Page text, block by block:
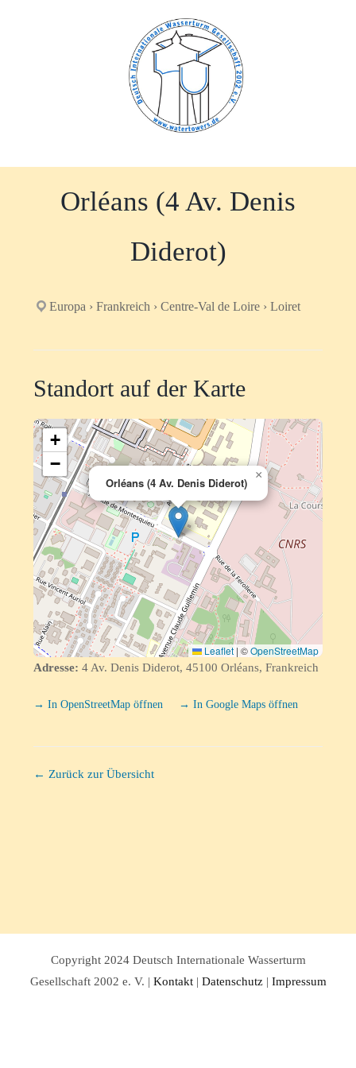
Orléans (4 Av. Denis
Diderot)
Europa › Frankreich › Centre-Val de Loire › Loiret
Standort auf der Karte
Orléans (4 Av. Denis Diderot)
×
+
−
Leaflet | ©OpenStreetMap
Adresse: 4 Av. Denis Diderot, 45100 Orléans, Frankreich
→ In OpenStreetMap öffnen → In Google Maps öffnen
← Zurück zur Übersicht
Copyright 2024 Deutsch Internationale Wasserturm
Gesellschaft 2002 e. V. | Kontakt| Datenschutz| Impressum